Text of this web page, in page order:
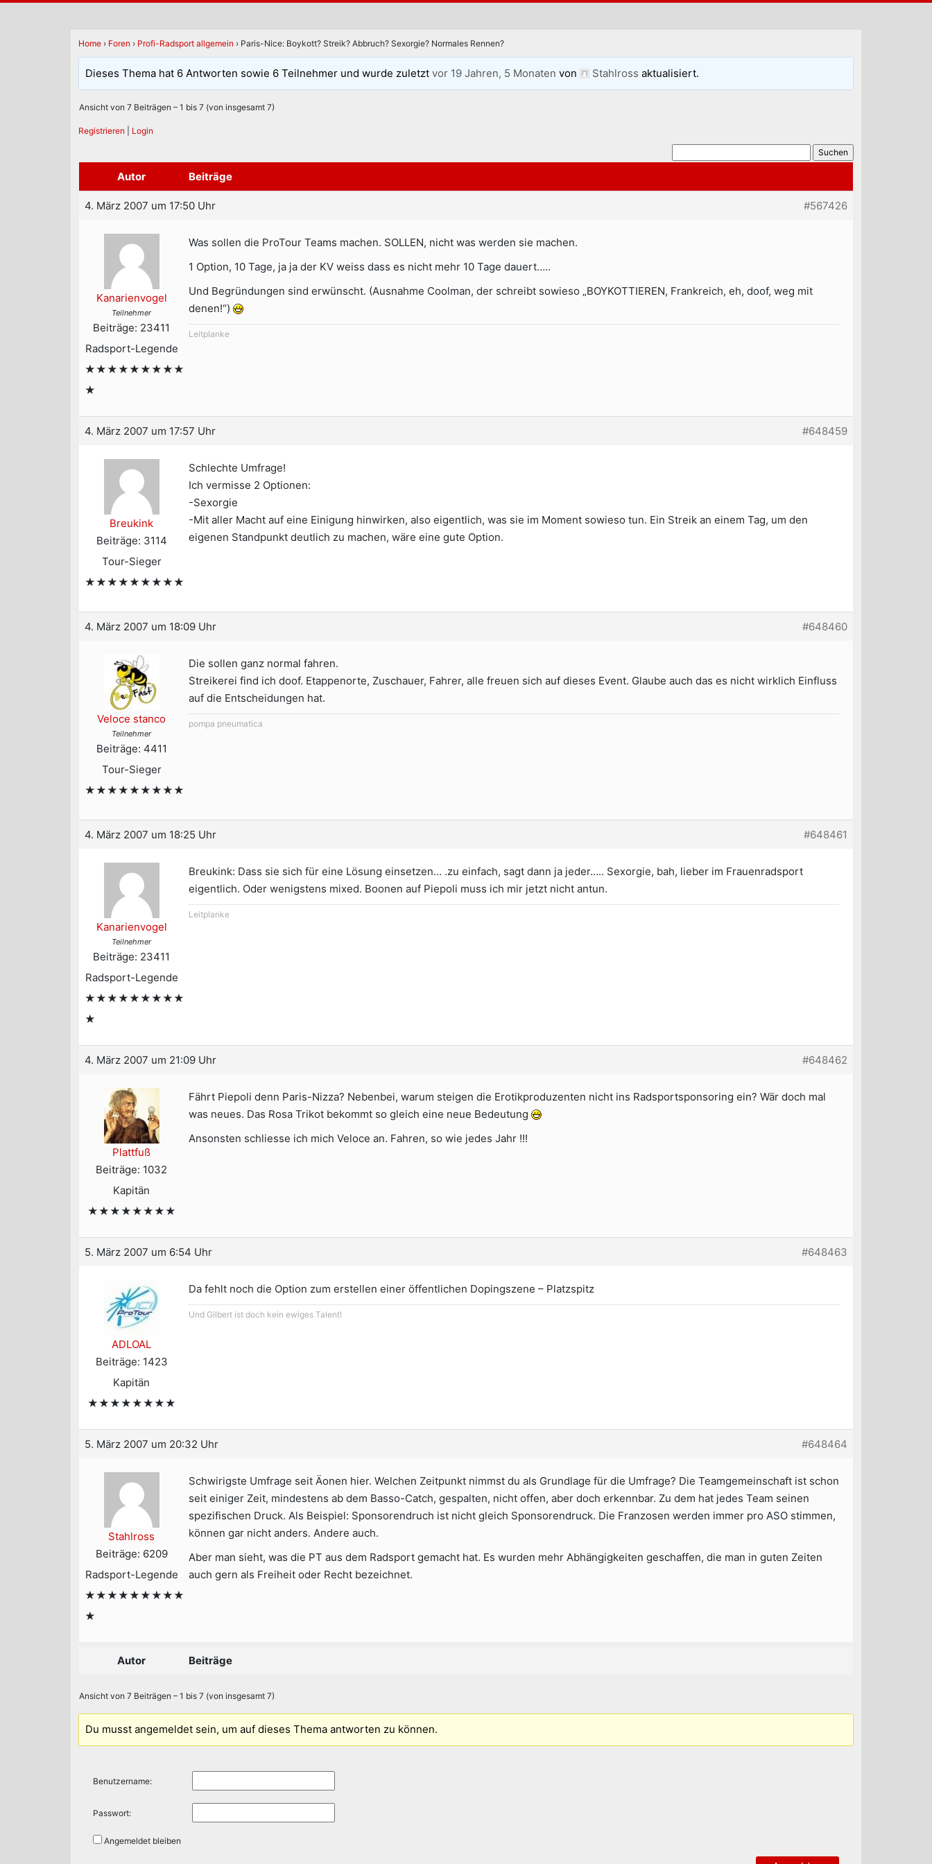
Home › Foren › Profi-Radsport allgemein › Paris-Nice: Boykott? Streik? Abbruch? Sexorgie? Normales Rennen?
Dieses Thema hat 6 Antworten sowie 6 Teilnehmer und wurde zuletztvor 19 Jahren, 5 Monaten von Stahlross aktualisiert.
Ansicht von 7 Beiträgen – 1 bis 7 (von insgesamt 7)
Registrieren Login
Autor Beiträge
4. März 2007 um 17:50 Uhr #567426
Kanarienvogel
Teilnehmer
Beiträge: 23411
Radsport-Legende
★★★★★★★★★
★
Was sollen die ProTour Teams machen. SOLLEN, nicht was werden sie machen.
1 Option, 10 Tage, ja ja der KV weiss dass es nicht mehr 10 Tage dauert…..
Und Begründungen sind erwünscht. (Ausnahme Coolman, der schreibt sowieso „BOYKOTTIEREN, Frankreich, eh, doof, weg mit
denen!“)
Leitplanke
4. März 2007 um 17:57 Uhr #648459
Breukink
Beiträge: 3114
Tour-Sieger
★★★★★★★★★
Schlechte Umfrage!
Ich vermisse 2 Optionen:
-Sexorgie
-Mit aller Macht auf eine Einigung hinwirken, also eigentlich, was sie im Moment sowieso tun. Ein Streik an einem Tag, um den
eigenen Standpunkt deutlich zu machen, wäre eine gute Option.
4. März 2007 um 18:09 Uhr #648460
Veloce stanco
Teilnehmer
Beiträge: 4411
Tour-Sieger
★★★★★★★★★
Die sollen ganz normal fahren.
Streikerei find ich doof. Etappenorte, Zuschauer, Fahrer, alle freuen sich auf dieses Event. Glaube auch das es nicht wirklich Einfluss
auf die Entscheidungen hat.
pompa pneumatica
4. März 2007 um 18:25 Uhr #648461
Kanarienvogel
Teilnehmer
Beiträge: 23411
Radsport-Legende
★★★★★★★★★
★
Breukink: Dass sie sich für eine Lösung einsetzen… .zu einfach, sagt dann ja jeder….. Sexorgie, bah, lieber im Frauenradsport
eigentlich. Oder wenigstens mixed. Boonen auf Piepoli muss ich mir jetzt nicht antun.
Leitplanke
4. März 2007 um 21:09 Uhr #648462
Plattfuß
Beiträge: 1032
Kapitän
★★★★★★★★
Fährt Piepoli denn Paris-Nizza? Nebenbei, warum steigen die Erotikproduzenten nicht ins Radsportsponsoring ein? Wär doch mal
was neues. Das Rosa Trikot bekommt so gleich eine neue Bedeutung
Ansonsten schliesse ich mich Veloce an. Fahren, so wie jedes Jahr !!!
5. März 2007 um 6:54 Uhr #648463
ADLOAL
Beiträge: 1423
Kapitän
★★★★★★★★
Da fehlt noch die Option zum erstellen einer öffentlichen Dopingszene – Platzspitz
Und Gilbert ist doch kein ewiges Talent!
5. März 2007 um 20:32 Uhr #648464
Stahlross
Beiträge: 6209
Radsport-Legende
★★★★★★★★★
★
Schwirigste Umfrage seit Äonen hier. Welchen Zeitpunkt nimmst du als Grundlage für die Umfrage? Die Teamgemeinschaft ist schon
seit einiger Zeit, mindestens ab dem Basso-Catch, gespalten, nicht offen, aber doch erkennbar. Zu dem hat jedes Team seinen
spezifischen Druck. Als Beispiel: Sponsorendruch ist nicht gleich Sponsorendruck. Die Franzosen werden immer pro ASO stimmen,
können gar nicht anders. Andere auch.
Aber man sieht, was die PT aus dem Radsport gemacht hat. Es wurden mehr Abhängigkeiten geschaffen, die man in guten Zeiten
auch gern als Freiheit oder Recht bezeichnet.
Autor Beiträge
Ansicht von 7 Beiträgen – 1 bis 7 (von insgesamt 7)
Du musst angemeldet sein, um auf dieses Thema antworten zu können.
Benutzername:
Passwort:
Angemeldet bleiben